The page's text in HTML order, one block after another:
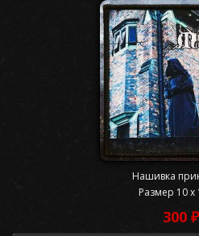
Нашивка
Размер 10 x
300 ₽